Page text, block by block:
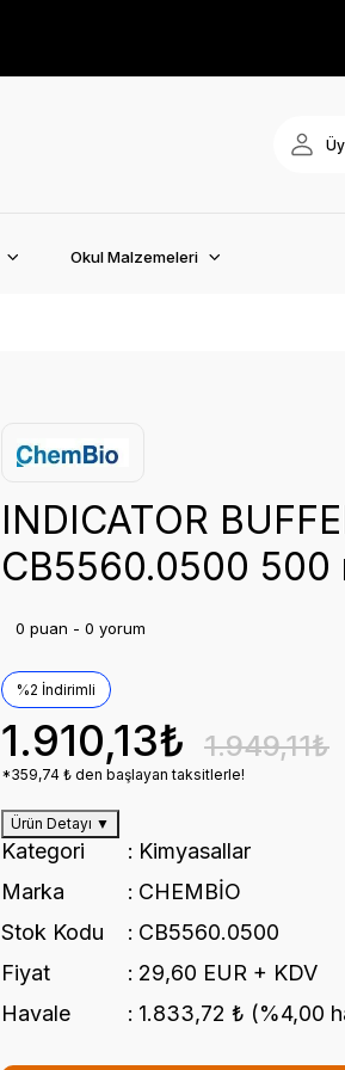
Okul Malzemeleri
INDICATOR
CB5560.0500 500
0 puan - 0 yorum
%2 İndirimli
1.910,13₺ 1.949,11₺
*359,74 ₺ den başlayan taksitlerle!
Ürün Detayı ▼
Kategori
Kimyasallar
Marka
CHEMBİO
Stok Kodu
CB5560.0500
Fiyat
29,60 EUR + KDV
Havale
1.833,72 ₺ (%4,00